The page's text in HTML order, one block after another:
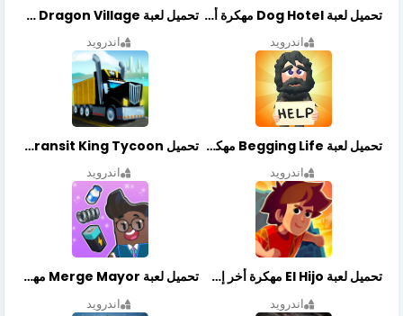
تحميل لعبة Dog Hotel مهكرة أخر إصدار
اندرويد
تحميل لعبة Dragon Village مهكرة أخر إصدار
اندرويد
تحميل لعبة Begging Life مهكرة أخر إصدار
اندرويد
تحميل Transit King Tycoon مهكرة أخر إصدار
اندرويد
تحميل لعبة El Hijo مهكرة أخر إصدار
اندرويد
تحميل لعبة Merge Mayor مهكرة أخر إصدار
اندرويد